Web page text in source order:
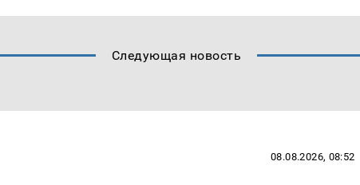
Следующая новость
08.08.2026, 08:52